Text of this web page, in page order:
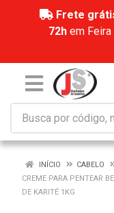
Frete
72hem Feira
INÍCIO CABELO
CREME PARA PENTEAR
DE KARITÉ 1KG